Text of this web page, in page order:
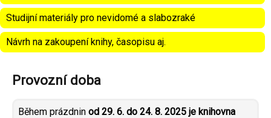
Studijní materiály pro nevidomé a slabozraké
Návrh na zakoupení knihy, časopisu aj.
Provozní doba
Během prázdnin od 29. 6. do 24. 8. 2025 je knihovna